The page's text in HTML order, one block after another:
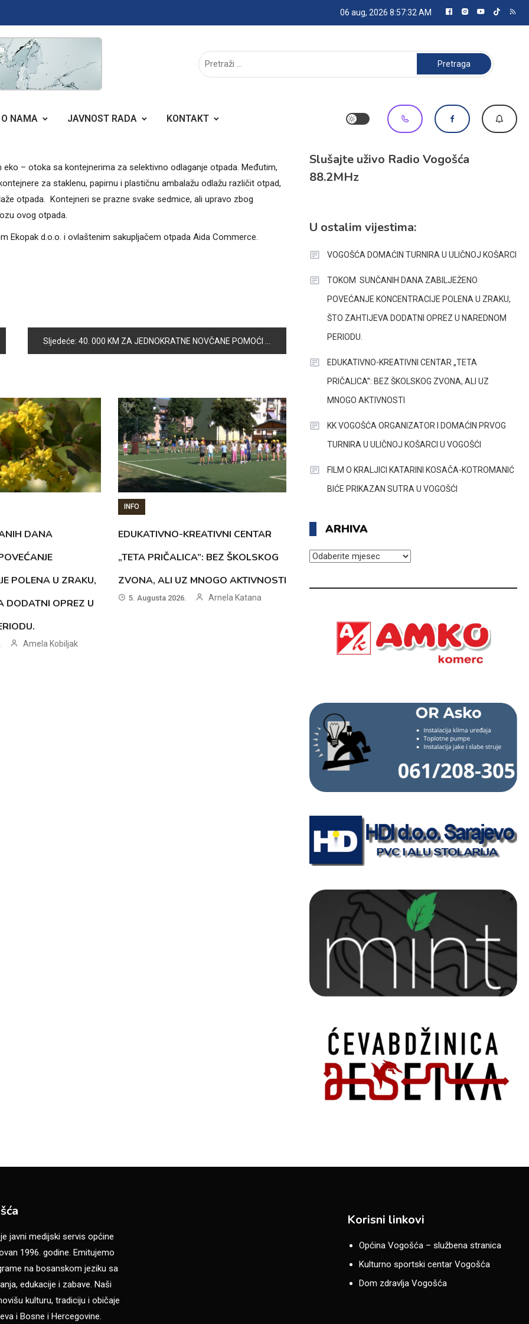
06 aug, 2026 8:57:33 AM
Pretraga:
O NAMA JAVNOST RADA KONTAKT
– otoka sa kontejnerima za selektivno odlaganje otpada. Međutim,
za staklenu, papirnu i plastičnu ambalažu odlažu različit otpad,
otpada. Kontejneri se prazne svake sedmice, ali upravo zbog
ovog otpada.
Ekopak d.o.o. i ovlaštenim sakupljačem otpada Aida Commerce.
Sljedeće: 40. 000 KM ZA JEDNOKRATNE NOVČANE POMOĆI LICIMA U STANJU SOCIJALNE POTREBE IZ BUDŽETA OPĆINE U 2016. GODINI
DANA
POLENA U ZRAKU,
DODATNI OPREZ U
Amela Kobiljak
INFO
EDUKATIVNO-KREATIVNI CENTAR
„TETA PRIČALICA”: BEZ ŠKOLSKOG
ZVONA, ALI UZ MNOGO AKTIVNOSTI
5. Augusta 2026. Arnela Katana
Slušajte uživo Radio Vogošća
88.2MHz
U ostalim vijestima:
VOGOŠĆA DOMAĆIN TURNIRA U ULIČNOJ KOŠARCI
TOKOM SUNČANIH DANA ZABILJEŽENO
POVEĆANJE KONCENTRACIJE POLENA U ZRAKU,
ŠTO ZAHTIJEVA DODATNI OPREZ U NAREDNOM
PERIODU.
EDUKATIVNO-KREATIVNI CENTAR „TETA
PRIČALICA”: BEZ ŠKOLSKOG ZVONA, ALI UZ
MNOGO AKTIVNOSTI
KK VOGOŠĆA ORGANIZATOR I DOMAĆIN PRVOG
TURNIRA U ULIČNOJ KOŠARCI U VOGOŠĆI
FILM O KRALJICI KATARINI KOSAČA-KOTROMANIĆ
BIĆE PRIKAZAN SUTRA U VOGOŠĆI
ARHIVA
ARHIVA
javni medijski servis općine
1996. godine. Emitujemo
na bosanskom jeziku sa
edukacije i zabave. Naši
kulturu, tradiciju i običaje
i Bosne i Hercegovine.
Korisni linkovi
Općina Vogošća – službena stranica
Kulturno sportski centar Vogošća
Dom zdravlja Vogošća